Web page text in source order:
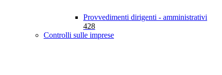
Provvedimenti dirigenti - amministrativi
428
Controlli sulle imprese